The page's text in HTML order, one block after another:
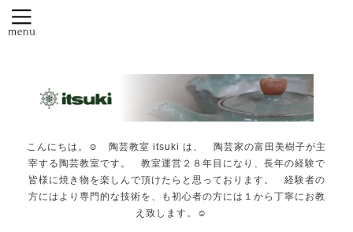
こんにちは。☺️ 陶芸教室 itsuki は、 陶芸家の富田美樹子が主
宰する陶芸教室です。 教室運営２８年目になり、長年の経験で
皆様に焼き物を楽しんで頂けたらと思っております。 経験者の
方にはより専門的な技術を、も初心者の方には１から丁寧にお教
え致します。☺️